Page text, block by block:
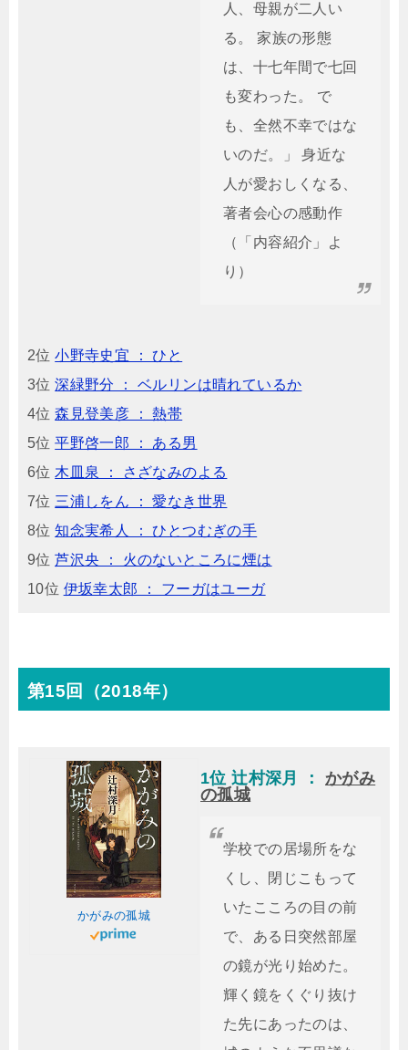
人、母親が二人い
る。 家族の形態
は、十七年間で七回
も変わった。 で
も、全然不幸ではな
いのだ。」 身近な
人が愛おしくなる、
著者会心の感動作
（「内容紹介」よ
り）
2位小野寺史宜 ： ひと
3位深緑野分 ： ベルリンは晴れているか
4位森見登美彦 ： 熱帯
5位平野啓一郎 ： ある男
6位 木皿泉 ： さざなみのよる
7位 三浦しをん ： 愛なき世界
8位知念実希人 ： ひとつむぎの手
9位芦沢央 ： 火のないところに煙は
10位 伊坂幸太郎 ： フーガはユーガ
第15回（2018年）
かがみの孤城
1位 辻村深月 ： かがみ
の孤城
学校での居場所をな
くし、閉じこもって
いたこころの目の前
で、ある日突然部屋
の鏡が光り始めた。
輝く鏡をくぐり抜け
た先にあったのは、